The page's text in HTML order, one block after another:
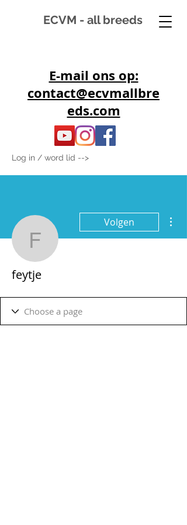
ECVM - all breeds
E-mail ons op:
contact@ecvmallbre
eds.com
Log in / word lid -->
feytje
Volgen
feytje